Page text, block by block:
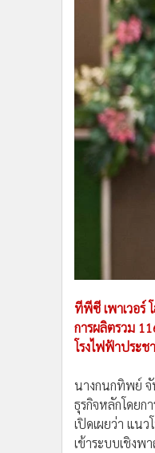
Gotomanager
ทีพีซี เพาเวอร์
การผลิตรวม
โรงไฟฟ้าประ
นางกนกทิพย์ จั
ธุรกิจหลักโดย
เปิดเผยว่า แน
เข้าระบบเชิงพ